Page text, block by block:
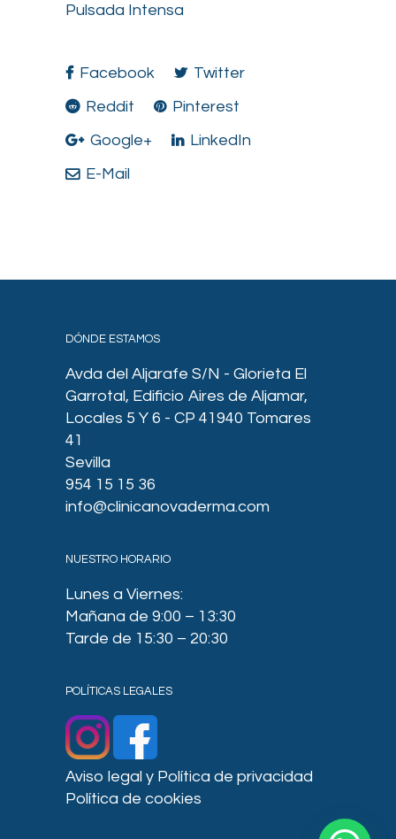
Pulsada Intensa
Facebook
Twitter
Reddit
Pinterest
Google+
LinkedIn
E-Mail
DÓNDE ESTAMOS
Avda del Aljarafe S/N - Glorieta El
Garrotal, Edificio Aires de Aljamar,
Locales 5 Y 6 - CP 41940 Tomares
41
Sevilla
954 15 15 36
info@clinicanovaderma.com
NUESTRO HORARIO
Lunes a Viernes:
Mañana de 9:00 – 13:30
Tarde de 15:30 – 20:30
POLÍTICAS LEGALES
Aviso legal y Política de privacidad
Política de cookies